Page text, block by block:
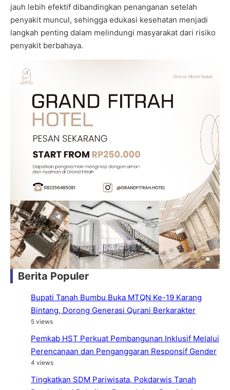
jauh lebih efektif dibandingkan penanganan setelah
penyakit muncul, sehingga edukasi kesehatan menjadi
langkah penting dalam melindungi masyarakat dari risiko
penyakit berbahaya.
Berita Populer
Bupati Tanah Bumbu Buka MTQN Ke-19 Karang
Bintang, Dorong Generasi Qurani Berkarakter
5 views
Pemkab HST Perkuat Pembangunan Inklusif Melalui
Perencanaan dan Penganggaran Responsif Gender
4 views
Tingkatkan SDM Pariwisata, Pokdarwis Tanah